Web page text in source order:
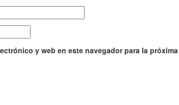
y web en este navegador para la